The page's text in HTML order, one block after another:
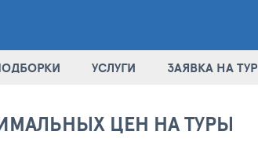
УСЛУГИ ЗАЯВКА НА ТУР
ЦЕН НА ТУРЫ